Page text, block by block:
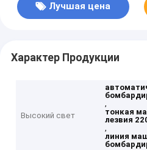
Лучшая цена
Характер Продукции
Высокий свет
,
тонкая
лезвия
,
линия